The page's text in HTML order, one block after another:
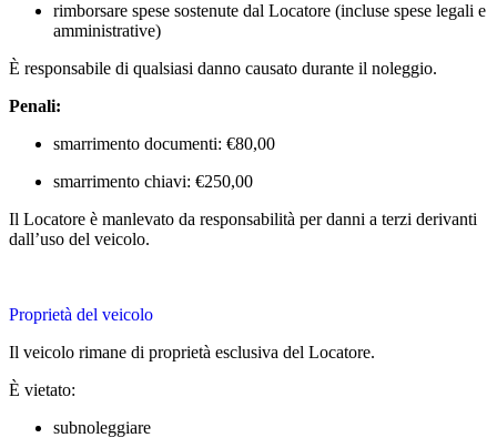
rimborsare spese sostenute dal Locatore (incluse spese legali e
amministrative)
È responsabile di qualsiasi danno causato durante il noleggio.
Penali:
smarrimento documenti: €80,00
smarrimento chiavi: €250,00
Il Locatore è manlevato da responsabilità per danni a terzi derivanti
dall’uso del veicolo.
Proprietà del veicolo
Il veicolo rimane di proprietà esclusiva del Locatore.
È vietato:
subnoleggiare